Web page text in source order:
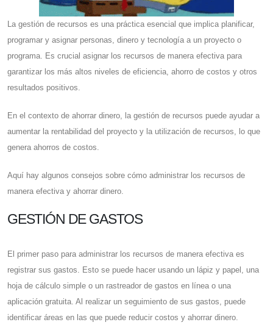
La gestión de recursos es una práctica esencial que implica planificar,
programar y asignar personas, dinero y tecnología a un proyecto o
programa. Es crucial asignar los recursos de manera efectiva para
garantizar los más altos niveles de eficiencia, ahorro de costos y otros
resultados positivos.
En el contexto de ahorrar dinero, la gestión de recursos puede ayudar a
aumentar la rentabilidad del proyecto y la utilización de recursos, lo que
genera ahorros de costos.
Aquí hay algunos consejos sobre cómo administrar los recursos de
manera efectiva y ahorrar dinero.
GESTIÓN DE GASTOS
El primer paso para administrar los recursos de manera efectiva es
registrar sus gastos. Esto se puede hacer usando un lápiz y papel, una
hoja de cálculo simple o un rastreador de gastos en línea o una
aplicación gratuita. Al realizar un seguimiento de sus gastos, puede
identificar áreas en las que puede reducir costos y ahorrar dinero.